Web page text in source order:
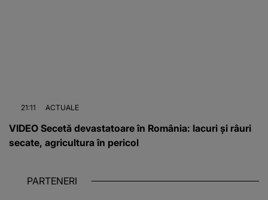
21:11 ACTUALE
VIDEO Secetă devastatoare în România: lacuri și râuri
secate, agricultura în pericol
PARTENERI